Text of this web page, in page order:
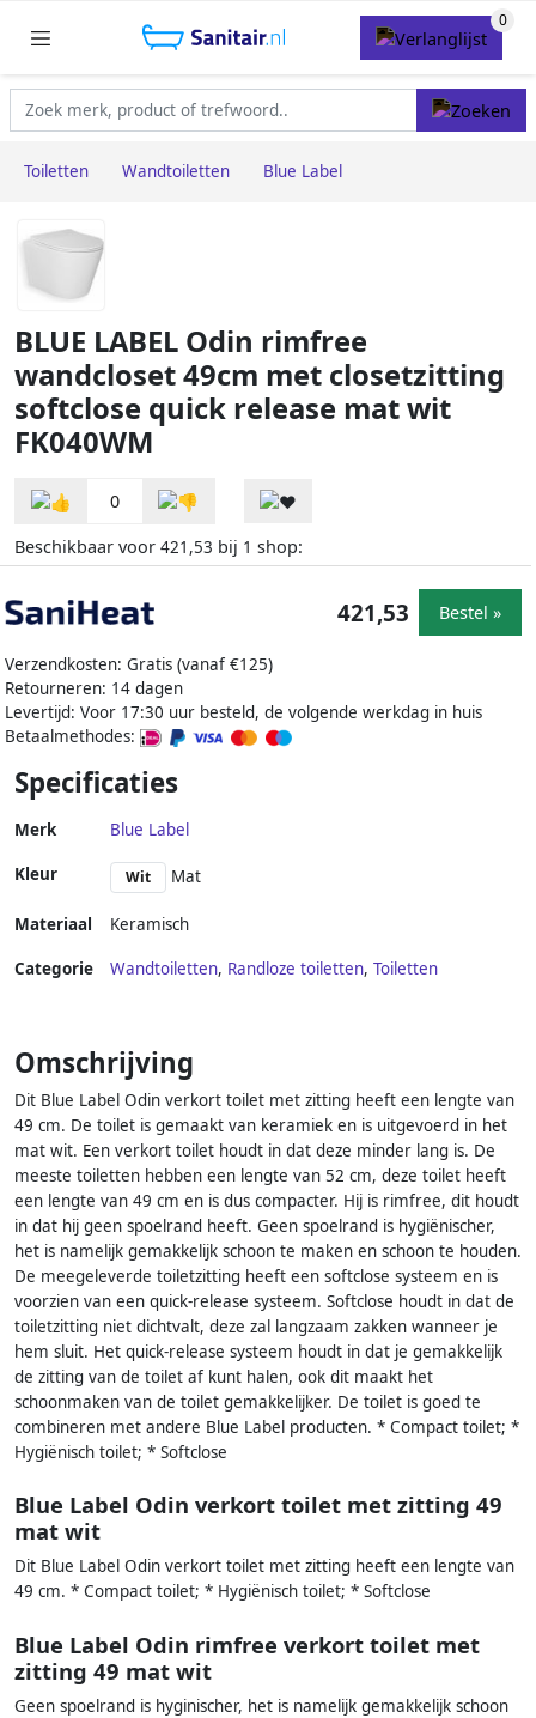
Toiletten Wandtoiletten Blue Label
BLUE LABEL Odin rimfree
wandcloset 49cm met closetzitting
softclose quick release mat wit
FK040WM
0
Beschikbaar voor 421,53 bij 1 shop:
Verzendkosten: Gratis (vanaf €125)
Retourneren: 14 dagen
Levertijd: Voor 17:30 uur besteld, de volgende werkdag in huis
Betaalmethodes:
421,53 Bestel »
Specificaties
Merk Blue Label
Kleur Wit Mat
Materiaal Keramisch
Categorie Wandtoiletten, Randloze toiletten, Toiletten
Omschrijving
Dit Blue Label Odin verkort toilet met zitting heeft een lengte van
49 cm. De toilet is gemaakt van keramiek en is uitgevoerd in het
mat wit. Een verkort toilet houdt in dat deze minder lang is. De
meeste toiletten hebben een lengte van 52 cm, deze toilet heeft
een lengte van 49 cm en is dus compacter. Hij is rimfree, dit houdt
in dat hij geen spoelrand heeft. Geen spoelrand is hygiënischer,
het is namelijk gemakkelijk schoon te maken en schoon te houden.
De meegeleverde toiletzitting heeft een softclose systeem en is
voorzien van een quick-release systeem. Softclose houdt in dat de
toiletzitting niet dichtvalt, deze zal langzaam zakken wanneer je
hem sluit. Het quick-release systeem houdt in dat je gemakkelijk
de zitting van de toilet af kunt halen, ook dit maakt het
schoonmaken van de toilet gemakkelijker. De toilet is goed te
combineren met andere Blue Label producten. * Compact toilet; *
Hygiënisch toilet; * Softclose
Blue Label Odin verkort toilet met zitting 49
mat wit
Dit Blue Label Odin verkort toilet met zitting heeft een lengte van
49 cm. * Compact toilet; * Hygiënisch toilet; * Softclose
Blue Label Odin rimfree verkort toilet met
zitting 49 mat wit
Geen spoelrand is hyginischer, het is namelijk gemakkelijk schoon